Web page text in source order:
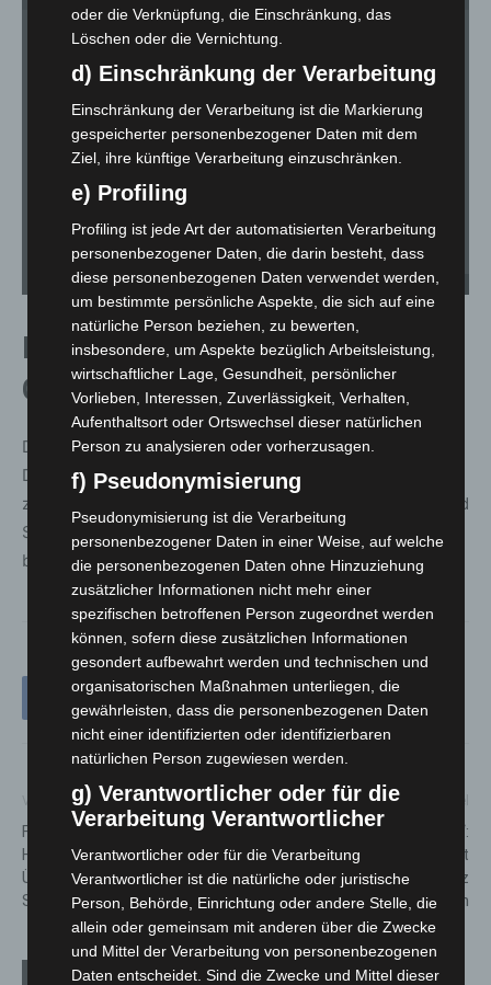
Festumzug - Foto: Feuerwehr Garbsen
Dank an alle Unterstützenden und
Gäste
Die Ortsfeuerwehr Garbsen sprach ihren herzlichen
Dank an alle Gäste, die Bevölkerung sowie die
zahlreichen Helferinnen und Helfer, Unterstützenden und
Sponsoren aus, die maßgeblich zum Erfolg des
besonderen Festwochenendes beigetragen hatten.
Vorheriger Artikel
Feiertagsverkehre an
Himmelfahrt und Pfingsten:
ÜSTRA fährt nach
Sonntagsfahrplan
Nächster Artikel
„Herzsicher in der Schule“:
Land Niedersachsen stärkt
Wiederbelebungskompetenz
von Schülerinnen und Schülern
Verwandte Artikel Mehr vom Autor
oder die Verknüpfung, die Einschränkung, das
Löschen oder die Vernichtung.
d) Einschränkung der Verarbeitung
Einschränkung der Verarbeitung ist die Markierung
gespeicherter personenbezogener Daten mit dem
Ziel, ihre künftige Verarbeitung einzuschränken.
e) Profiling
Profiling ist jede Art der automatisierten Verarbeitung
personenbezogener Daten, die darin besteht, dass
diese personenbezogenen Daten verwendet werden,
um bestimmte persönliche Aspekte, die sich auf eine
natürliche Person beziehen, zu bewerten,
insbesondere, um Aspekte bezüglich Arbeitsleistung,
wirtschaftlicher Lage, Gesundheit, persönlicher
Vorlieben, Interessen, Zuverlässigkeit, Verhalten,
Aufenthaltsort oder Ortswechsel dieser natürlichen
Person zu analysieren oder vorherzusagen.
f) Pseudonymisierung
Pseudonymisierung ist die Verarbeitung
personenbezogener Daten in einer Weise, auf welche
die personenbezogenen Daten ohne Hinzuziehung
zusätzlicher Informationen nicht mehr einer
spezifischen betroffenen Person zugeordnet werden
können, sofern diese zusätzlichen Informationen
gesondert aufbewahrt werden und technischen und
organisatorischen Maßnahmen unterliegen, die
gewährleisten, dass die personenbezogenen Daten
nicht einer identifizierten oder identifizierbaren
natürlichen Person zugewiesen werden.
g) Verantwortlicher oder für die
Verarbeitung Verantwortlicher
Verantwortlicher oder für die Verarbeitung
Verantwortlicher ist die natürliche oder juristische
Person, Behörde, Einrichtung oder andere Stelle, die
allein oder gemeinsam mit anderen über die Zwecke
und Mittel der Verarbeitung von personenbezogenen
Daten entscheidet. Sind die Zwecke und Mittel dieser